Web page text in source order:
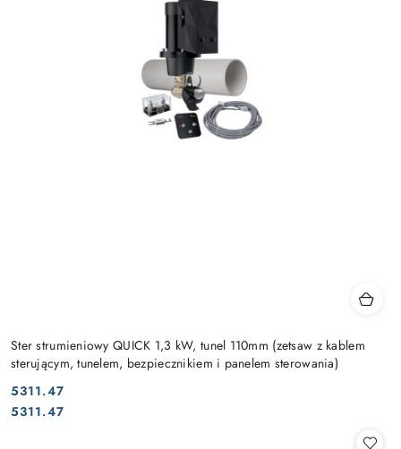
Ster strumieniowy QUICK 1,3 kW, tunel 110mm (zetsaw z kablem
sterującym, tunelem, bezpiecznikiem i panelem sterowania)
Cena:
5311.47
Cena:
5311.47